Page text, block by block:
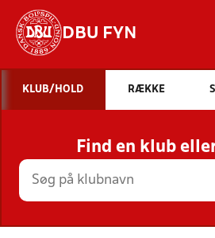
DBU FYN
STILLINGER,
HOLD
KLUB/HOLD RÆKKE
Find en klub